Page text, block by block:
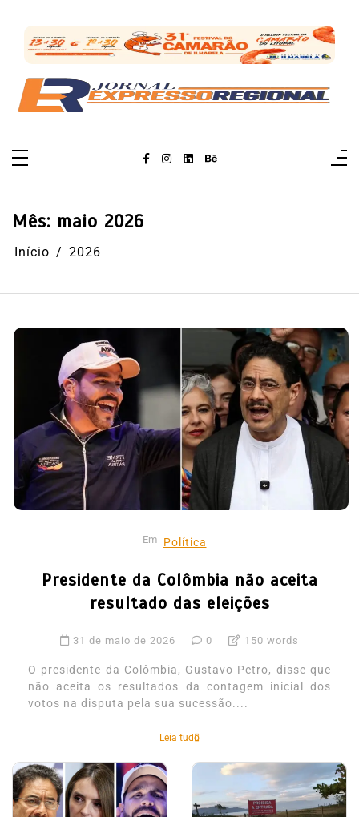
conteúdo
Mês: maio 2026
Início 2026
Em Política
Presidente da Colômbia não aceita
resultado das eleições
31 de maio de 2026 0 150 words
O presidente da Colômbia, Gustavo Petro, disse que
não aceita os resultados da contagem inicial dos
votos na disputa pela sua sucessão....
Leia tudo